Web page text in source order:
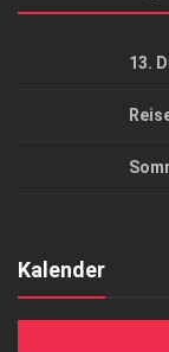
13.
Kalender